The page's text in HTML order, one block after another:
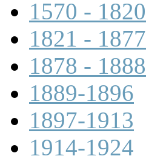
1570 - 1820
1821 - 1877
1878 - 1888
1889-1896
1897-1913
1914-1924